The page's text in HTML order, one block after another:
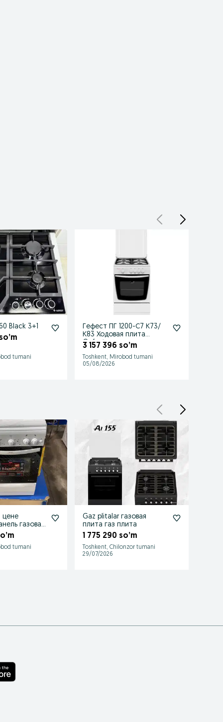
Black 3+1
tumani
Гефест ПГ 1200-С7 К73/
К83 Ходовая плита
Gefest
3 157 396 so’m
Toshkent, Mirobod tumani
05/08/2026
цене
газовая
tumani
Gaz plitalar газовая
плита газ плита
1 775 290 so’m
Toshkent, Chilonzor tumani
29/07/2026